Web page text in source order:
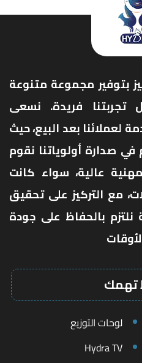
بتوفير مجموعة متنوعة
تجربتنا فريدة. نسعى
بعد البيع، حيث
صدارة أولوياتنا نقوم
عالية، سواء كانت
مع التركيز على تحقيق
بالحفاظ على جودة
تهمك
لوحات التوزيع
Hydra TV